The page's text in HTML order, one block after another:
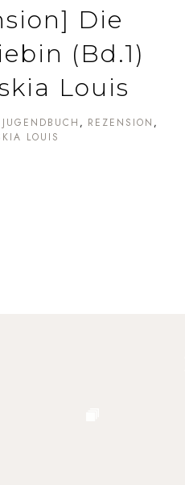
Die
(Bd.1)
Louis
JUGENDBUCH
REZENSION
LOUIS